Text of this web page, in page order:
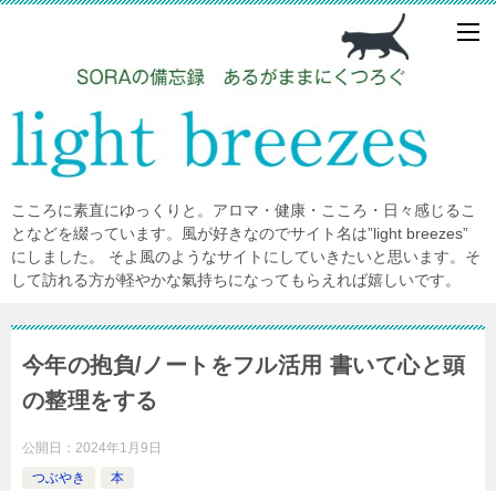
こころに素直にゆっくりと。アロマ・健康・こころ・日々感じるこ
となどを綴っています。風が好きなのでサイト名は”light breezes”
にしました。 そよ風のようなサイトにしていきたいと思います。そ
して訪れる方が軽やかな氣持ちになってもらえれば嬉しいです。
今年の抱負/ノートをフル活用 書いて心と頭
の整理をする
公開日： 2024年1月9日
つぶやき
本